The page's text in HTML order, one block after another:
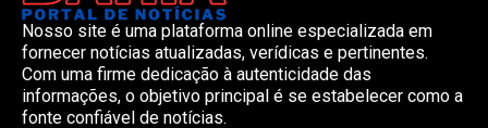
Nosso site é uma plataforma online especializada em
fornecer notícias atualizadas, verídicas e pertinentes.
Com uma firme dedicação à autenticidade das
informações, o objetivo principal é se estabelecer como a
fonte confiável de notícias.